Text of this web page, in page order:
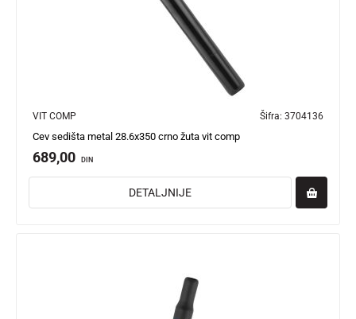
VIT COMP Šifra: 3704136
Cev sedišta metal 28.6x350 crno žuta vit comp
689,00 DIN
DETALJNIJE